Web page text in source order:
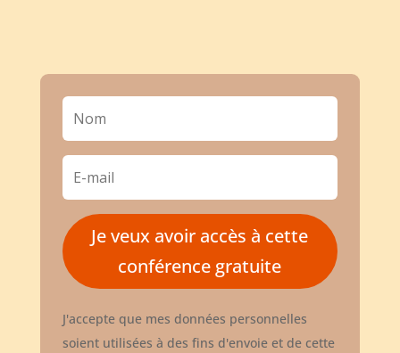
Je veux avoir accès à cette
conférence gratuite
J'accepte que mes données personnelles
soient utilisées à des fins d'envoie et de cette